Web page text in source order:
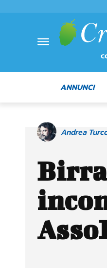
ANNUNCI
Andrea
Birra